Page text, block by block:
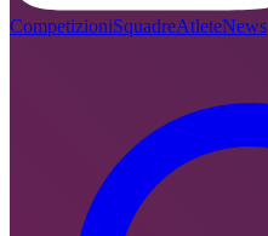
CompetizioniSquadreAtleteNews